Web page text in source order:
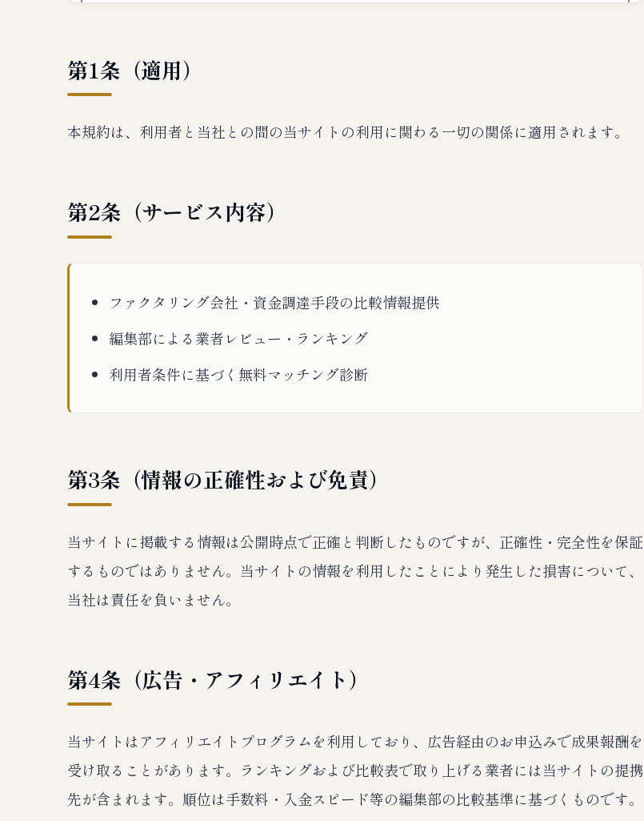
第1条（適用）
本規約は、利用者と当社との間の当サイトの利用に関わる一切の関係に適用されます。
第2条（サービス内容）
ファクタリング会社・資金調達手段の比較情報提供
編集部による業者レビュー・ランキング
利用者条件に基づく無料マッチング診断
第3条（情報の正確性および免責）
当サイトに掲載する情報は公開時点で正確と判断したものですが、正確性・完全性を保証
するものではありません。当サイトの情報を利用したことにより発生した損害について、
当社は責任を負いません。
第4条（広告・アフィリエイト）
当サイトはアフィリエイトプログラムを利用しており、広告経由のお申込みで成果報酬を
受け取ることがあります。ランキングおよび比較表で取り上げる業者には当サイトの提携
先が含まれます。順位は手数料・入金スピード等の編集部の比較基準に基づくものです。